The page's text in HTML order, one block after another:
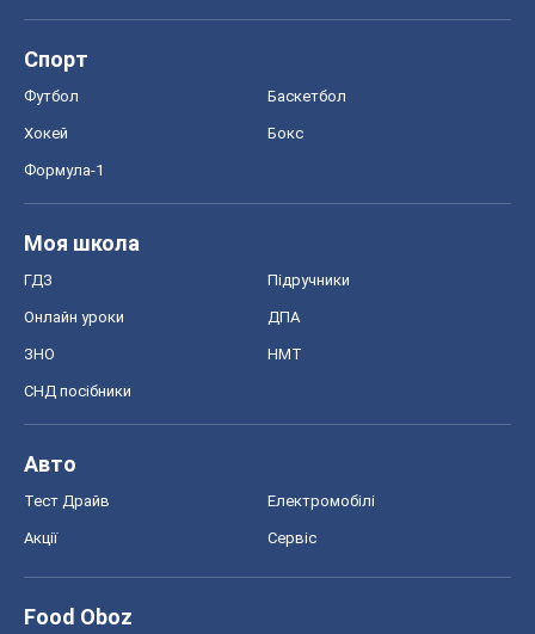
Спорт
Футбол Баскетбол
Хокей Бокс
Формула-1
Моя школа
ГДЗ Підручники
Онлайн уроки ДПА
ЗНО НМТ
СНД посібники
Авто
Тест Драйв Електромобілі
Акції Сервіс
Food Oboz